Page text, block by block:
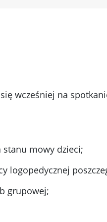
wcześniej na
mowy dzieci;
logopedycznej
grupowej;